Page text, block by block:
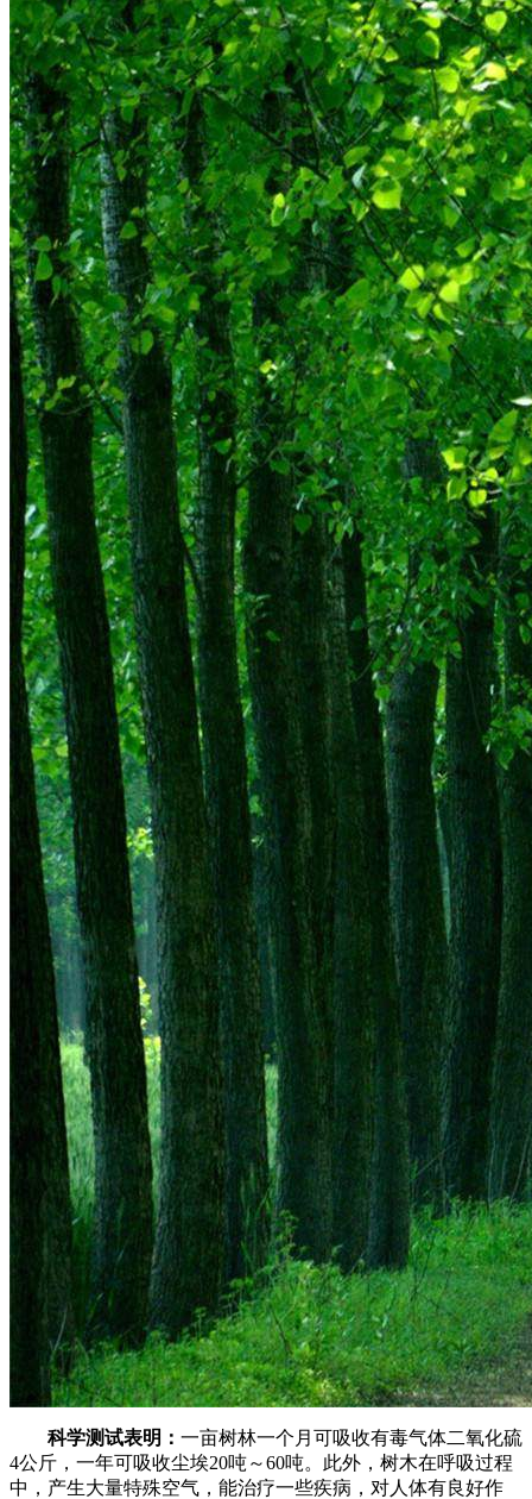
科学测试表明： 一亩树林一个月可吸收有毒气体二氧化硫
4公斤，一年可吸收尘埃20吨～60吨。此外，树木在呼吸过程
中，产生大量特殊空气，能治疗一些疾病，对人体有良好作